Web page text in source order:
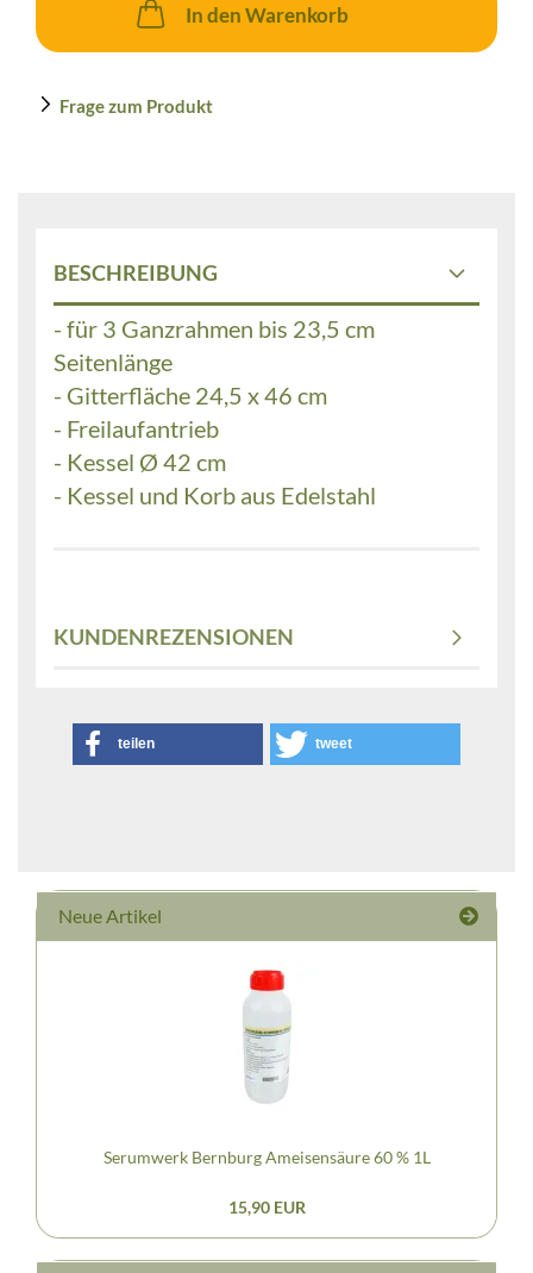
In den Warenkorb
Frage zum Produkt
BESCHREIBUNG
- für 3 Ganzrahmen bis 23,5 cm
Seitenlänge
- Gitterfläche 24,5 x 46 cm
- Freilaufantrieb
- Kessel Ø 42 cm
- Kessel und Korb aus Edelstahl
KUNDENREZENSIONEN
teilen tweet
Neue Artikel
Serumwerk Bernburg Ameisensäure 60 % 1L
15,90 EUR